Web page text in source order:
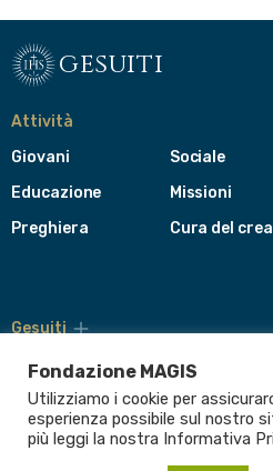
gesuiti
Attività
Giovani
Educazione
Preghiera
Sociale
Missioni
Cura del
Gesuiti
di
navigazione
del
footer
Compagnia di Gesù
CEP - Conferenza delle Province
Fondazione MAGIS
Utilizziamo i cookie per
esperienza possibile sul nostro
più leggi la nostra Informativa